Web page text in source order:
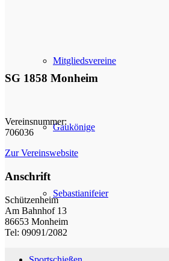
Mitgliedsvereine
Gaukönige
Sebastianifeier
SG 1858 Monheim
Vereinsnummer:
706036
Zur Vereinswebsite
Anschrift
Schützenheim
Am Bahnhof 13
86653 Monheim
Tel: 09091/2082